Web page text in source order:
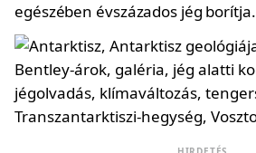
egészében évszázados jég borítja.